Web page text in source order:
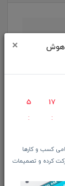
هوش
×
5 17
کسب و کارها
کرده و تصمیمات